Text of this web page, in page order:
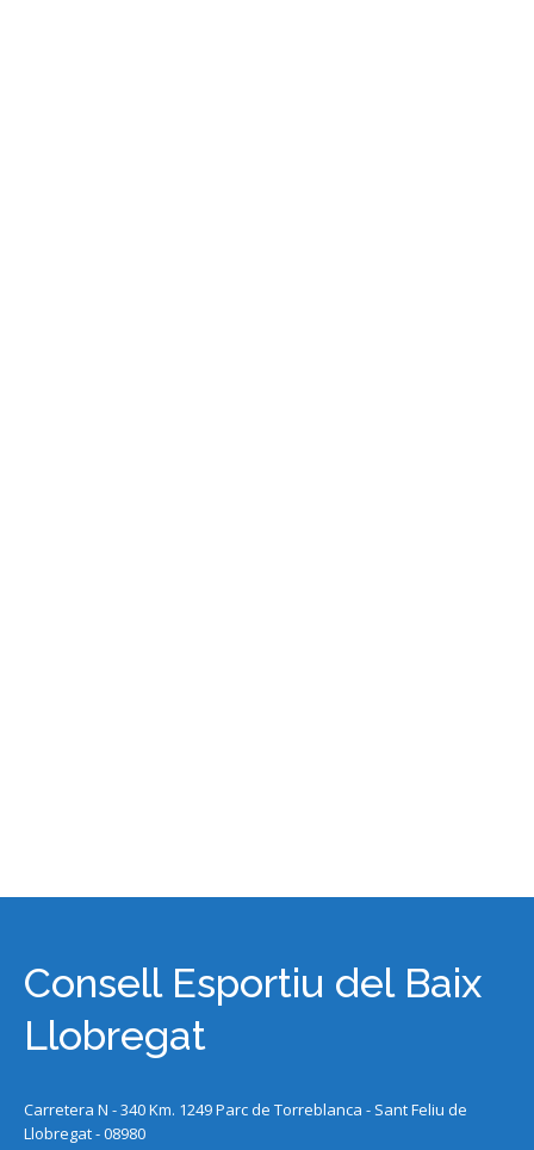
Consell Esportiu del Baix
Llobregat
Carretera N - 340 Km. 1249 Parc de Torreblanca - Sant Feliu de
Llobregat - 08980